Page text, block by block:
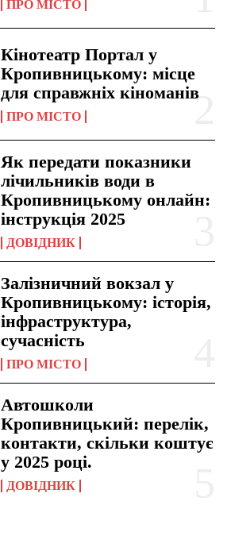
ПРО МІСТО
Кінотеатр Портал у
Кропивницькому: місце
для справжніх кіноманів
ПРО МІСТО
Як передати показники
лічильників води в
Кропивницькому онлайн:
інструкція 2025
ДОВІДНИК
Залізничний вокзал у
Кропивницькому: історія,
інфраструктура,
сучасність
ПРО МІСТО
Автошколи
Кропивницький: перелік,
контакти, скільки коштує
у 2025 році.
ДОВІДНИК